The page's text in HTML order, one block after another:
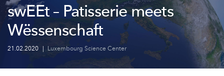
swEEt – Patisserie meets
Wëssenschaft
21.02.2020 | Luxembourg Science Center